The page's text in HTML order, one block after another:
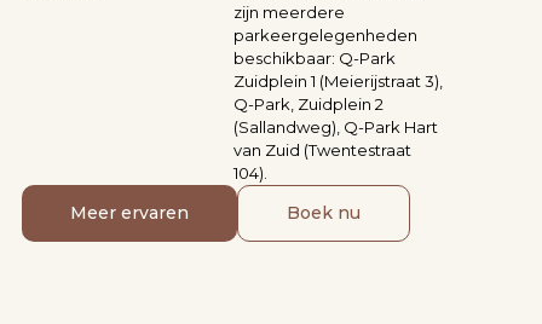
zijn meerdere
parkeergelegenheden
beschikbaar: Q-Park
Zuidplein 1 (Meierijstraat 3),
Q-Park, Zuidplein 2
(Sallandweg), Q-Park Hart
van Zuid (Twentestraat
104).
Meer ervaren Boek nu